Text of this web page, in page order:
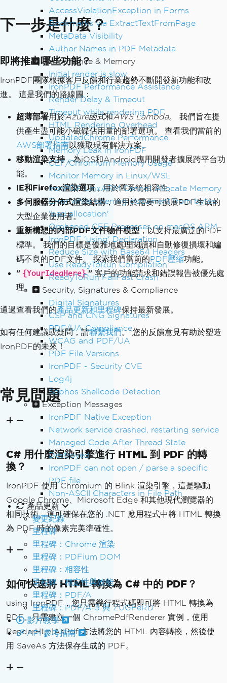
AccessViolationException in Forms
Bookmarks via ExtractTextFromPage
MetaData Visibility
Author Names in PDF Metadata
Performance & Memory
Initial render is slow
IronPDF Performance Assistance
Render Delay & Timeout
Timeout while rendering PDF
HTML Rendering Overhead
UpdatedChrome Performance
Memory Leak in IronPDF
CEF/Chromium Memory Usage
Monitor Memory in Linux/WSL
IronPDF LinxARM Cannot Allocate Memory
Error while opening document from bytes:
'bad allocation'
Orphaned CEF Processes on macOS ARM
IronPDF 'using' Declaration
Reduce Size with Base64 Headers
Use ReadyToRun Compilation
ReadyToRun FailFast Crash
Security, Signatures & Compliance
Digital Signatures
CSP and CNG Signatures
PDF/UA Compliance
WCAG and PDF/UA
PDF File Versions
IronPDF - Security CVE
Log4j
Sophos Shellcode Detection
Exception Messages
IronPDF Native Exception
Network service crashed, restarting service
Managed Code After Thread State
Destroyed
IronPDF can not open / parse a specific
PDF file
Non-ASCII Characters in File Path
產品更新
變更紀錄
里程碑
里程碑：Chrome 渲染
里程碑：PDFium DOM
里程碑：相容性
里程碑：穩定性與效能
里程碑：PDF/A
里程碑：PDF/A-3 與 ZUGFeRD
影片教學
API 參考指南
pdf renderer. RenderHtmlAsPdf (for
mHtml
);
pdf.SaveAs "FormDocument.pdf"
Async
List<string> htmlDocuments)
{
var renderer = new
ChromePdfRender
arallel
var tasks = htmlDocuments Select
(html, index)
=>
{
var pdf = await renderer.
Rende
rHtmlAsPdfAsync( html);
await pdf.SaveAsAsync(
nt_{index}.pdf");
});
await Task.WhenAll(tasks );
// Example using Parallel.ForEach for
CPU-intensive batch processing
public
void GeneratePdfsBatch(List<str
ing> urls)
{
Parallel. ForEach(urls, new
Paralle
lOptions
{ MaxDegreeOfParallelism
}, url =>
var renderer = new
ChromePdfRe
nderer();
        pdf
.
WithoutExtension(url)}.pdf");
});
下一步是什麼？
即將推出哪些功能？
IronPDF團隊根據客戶反饋和行業趨勢不斷開發新功能和改
進。 這是我們的路線圖：
超薄部署用於Azure函式和AWS Lambda。 我們旨在提
供產生盡可能小磁碟佔用量的部署選項。 查看我們當前的
AWS部署指南以獲取現有解決方案。
移動渲染支持，為iOS和Android應用開發者擴展跨平台功
能。
IE和Firefox渲染選項，用於舊系統相容性。
多伺服器分佈式渲染結構，適用於需要可擴展PDF生成的
大型企業使用者。
重新構想的內部PDF文件物件模型，以支持最廣泛的PDF
標準。 我們的目標是優雅地處理閱讀和自動修復損壞和編
碼不良的PDF文件。 探索我們當前的PDF壓縮功能。
" {YourIdeaHere} "客戶的功能請求和錯誤報告被優先處
理。
通過查看我們的產品更新和里程碑保持最新發展。
如有任何建議或疑問，請聯繫我們。 您的反饋意見有助於塑造
IronPDF的未來！
常見問題
C# 用什麼渲染引擎進行 HTML 到 PDF 的轉
換？
IronPDF 使用 Chromium 的 Blink 渲染引擎，這是驅動
Google Chrome、Microsoft Edge 和其他現代瀏覽器的
相同技術。這可確保在您的 .NET 應用程式中將 HTML 轉換
為 PDF 時的像素完美準確性。
如何快速將 HTML 轉換為 C# 中的 PDF？
using IronPDF，您只需幾行程式碼即可將 HTML 轉換為
PDF。只需建立一個 ChromePdfRenderer 實例，使用
RenderHtmlAsPdf 方法將您的 HTML 內容轉換，然後使
用 SaveAs 方法保存生成的 PDF。